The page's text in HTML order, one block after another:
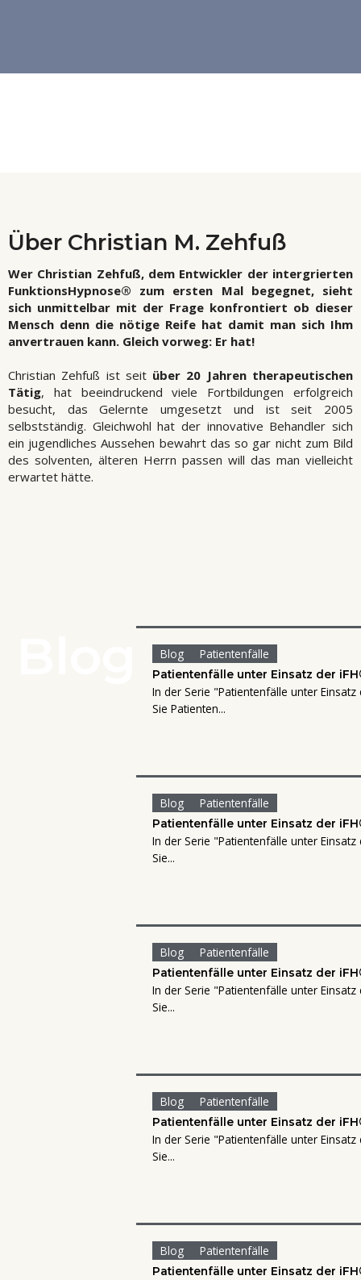
Über Christian M. Zehfuß
Wer Christian Zehfuß, dem Entwickler der intergrierten
FunktionsHypnose® zum ersten Mal begegnet, sieht
sich unmittelbar mit der Frage konfrontiert ob dieser
Mensch denn die nötige Reife hat damit man sich Ihm
anvertrauen kann. Gleich vorweg: Er hat!
Christian Zehfuß ist seitüber 20 Jahren therapeutischen
Tätig, hat beeindruckend viele Fortbildungen erfolgreich
besucht, das Gelernte umgesetzt und ist seit 2005
selbstständig. Gleichwohl hat der innovative Behandler sich
ein jugendliches Aussehen bewahrt das so gar nicht zum Bild
des solventen, älteren Herrn passen will das man vielleicht
erwartet hätte.
Blog Patientenfälle
Patientenfälle unter Einsatz der
In der Serie "Patientenfälle unter
Sie Patienten...
Blog Patientenfälle
Patientenfälle unter Einsatz der
In der Serie "Patientenfälle unter
Sie...
Blog Patientenfälle
Patientenfälle unter Einsatz der
In der Serie "Patientenfälle unter
Sie...
Blog Patientenfälle
Patientenfälle unter Einsatz der
In der Serie "Patientenfälle unter
Sie...
Blog Patientenfälle
Patientenfälle unter Einsatz der